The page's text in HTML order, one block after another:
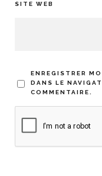
SITE WEB
ENREGISTRER
DANS LE
COMMENTAIRE.